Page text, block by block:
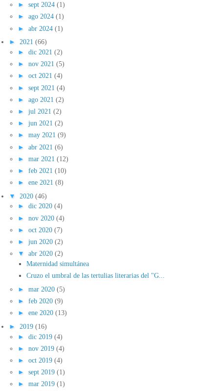
► sept 2024 (1)
► ago 2024 (1)
► abr 2024 (1)
► 2021 (66)
► dic 2021 (2)
► nov 2021 (5)
► oct 2021 (4)
► sept 2021 (4)
► ago 2021 (2)
► jul 2021 (2)
► jun 2021 (2)
► may 2021 (9)
► abr 2021 (6)
► mar 2021 (12)
► feb 2021 (10)
► ene 2021 (8)
▼ 2020 (46)
► dic 2020 (4)
► nov 2020 (4)
► oct 2020 (7)
► jun 2020 (2)
▼ abr 2020 (2)
Maternidad simultánea
Cruzo el umbral de las tertulias literarias del "G...
► mar 2020 (5)
► feb 2020 (9)
► ene 2020 (13)
► 2019 (16)
► dic 2019 (4)
► nov 2019 (4)
► oct 2019 (4)
► sept 2019 (1)
► mar 2019 (1)